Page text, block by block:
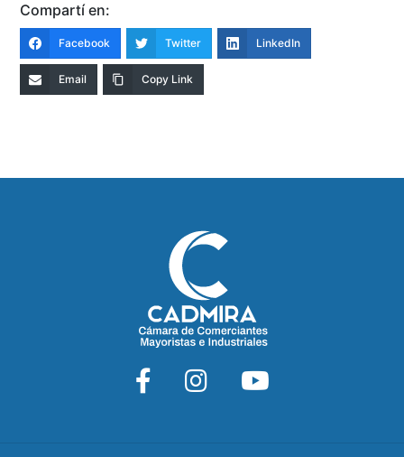
Compartí en:
Facebook Twitter LinkedIn
Email Copy Link